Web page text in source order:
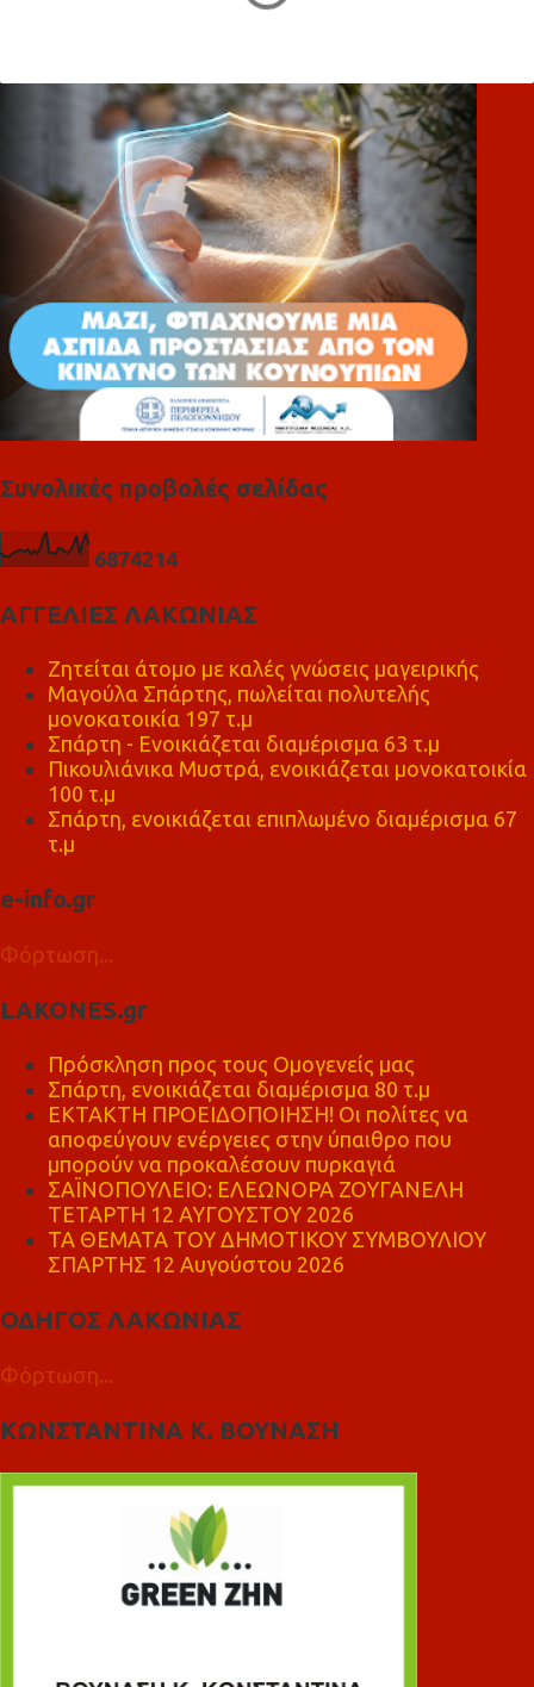
λ
Συνολικές προβολές σελίδας
6874214
ΑΓΓΕΛΙΕΣ ΛΑΚΩΝΙΑΣ
Ζητείται άτομο με καλές γνώσεις μαγειρικής
Μαγούλα Σπάρτης, πωλείται πολυτελής
μονοκατοικία 197 τ.μ
Σπάρτη - Ενοικιάζεται διαμέρισμα 63 τ.μ
Πικουλιάνικα Μυστρά, ενοικιάζεται μονοκατοικία
100 τ.μ
Σπάρτη, ενοικιάζεται επιπλωμένο διαμέρισμα 67
τ.μ
e-info.gr
Φόρτωση...
LAKONES.gr
Πρόσκληση προς τους Ομογενείς μας
Σπάρτη, ενοικιάζεται διαμέρισμα 80 τ.μ
ΕΚΤΑΚΤΗ ΠΡΟΕΙΔΟΠΟΙΗΣΗ! Οι πολίτες να
αποφεύγουν ενέργειες στην ύπαιθρο που
μπορούν να προκαλέσουν πυρκαγιά
ΣΑΪΝΟΠΟΥΛΕΙΟ: ΕΛΕΩΝΟΡΑ ΖΟΥΓΑΝΕΛΗ
ΤΕΤΑΡΤΗ 12 ΑΥΓΟΥΣΤΟΥ 2026
ΤΑ ΘΕΜΑΤΑ ΤΟΥ ΔΗΜΟΤΙΚΟΥ ΣΥΜΒΟΥΛΙΟΥ
ΣΠΑΡΤΗΣ 12 Αυγούστου 2026
ΟΔΗΓΟΣ ΛΑΚΩΝΙΑΣ
Φόρτωση...
ΚΩΝΣΤΑΝΤΙΝΑ Κ. ΒΟΥΝΑΣΗ